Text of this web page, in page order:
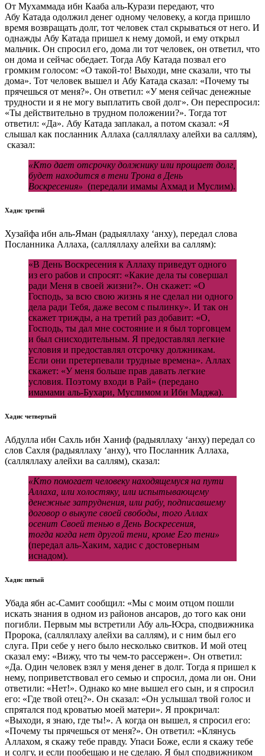
От Мухаммада ибн Кааба аль-Курази передают, что
Абу Катада одолжил денег одному человеку, а когда пришло
время возвращать долг, тот человек стал скрываться от него. И
однажды Абу Катада пришел к нему домой, и ему открыл
мальчик. Он спросил его, дома ли тот человек, он ответил, что
он дома и сейчас обедает. Тогда Абу Катада позвал его
громким голосом: «О такой-то! Выходи, мне сказали, что ты
дома». Тот человек вышел и Абу Катада сказал: «Почему ты
прячешься от меня?». Он ответил: «У меня сейчас денежные
трудности и я не могу выплатить свой долг». Он переспросил:
«Ты действительно в трудном положении?». Тогда тот
ответил: «Да». Абу Катада заплакал, а потом сказал: «Я
слышал как посланник Аллаха (салляллаху алейхи ва саллям),
сказал:
«Кто дает отсрочку должнику или прощает долг,
будет находится в тени Трона в День
Воскресения» (передали имамы Ахмад и Муслим).
Хадис третий
Хузайфа ибн аль-Яман (радыяллаху ‘анху), передал слова
Посланника Аллаха, (салляллаху алейхи ва саллям):
«В День Воскресения к Аллаху приведут одного
из его рабов и спросят: «Какие дела ты совершал
ради Меня в своей жизни?». Он скажет: «О
Господь, за всю свою жизнь я не сделал ни одного
дела ради Тебя, даже весом с пылинку». И так он
скажет трижды, а на третий раз добавит: «О,
Господь, ты дал мне состояние и я был торговцем
и был снисходительным. Я предоставлял легкие
условия и предоставлял отсрочку должникам.
Если они претерпевали трудные времена». Аллах
скажет: «У меня больше прав давать легкие
условия. Поэтому входи в Рай» (передано
имамами аль-Бухари, Муслимом и Ибн Маджа).
Хадис четвертый
Абдулла ибн Сахль ибн Ханиф (радыяллаху ‘анху) передал со
слов Сахля (радыяллаху ‘анху), что Посланник Аллаха,
(салляллаху алейхи ва саллям), сказал:
«Кто помогает человеку находящемуся на пути
Аллаха, или холостяку, или испытывающему
денежные затруднения, или рабу, подписавшему
договор о выкупе своей свободы, того Аллах
осенит Своей тенью в День Воскресения,
тогда когда нет другой тени, кроме Его тени»
(передал аль-Хаким, хадис с достоверным
иснадом).
Хадис пятый
Убада ябн ас-Самит сообщил: «Мы с моим отцом пошли
искать знания в одном из районов ансаров, до того как они
погибли. Первым мы встретили Абу аль-Юсра, сподвижника
Пророка, (салляллаху алейхи ва саллям), и с ним был его
слуга. При себе у него было несколько свитков. И мой отец
сказал ему: «Вижу, что ты чем-то рассержен». Он ответил:
«Да. Один человек взял у меня денег в долг. Тогда я пришел к
нему, поприветствовал его семью и спросил, дома ли он. Они
ответили: «Нет!». Однако ко мне вышел его сын, и я спросил
его: «Где твой отец?». Он сказал: «Он услышал твой голос и
спрятался под кроватью моей матери». Я прокричал:
«Выходи, я знаю, где ты!». А когда он вышел, я спросил его:
«Почему ты прячешься от меня?». Он ответил: «Клянусь
Аллахом, я скажу тебе правду. Упаси Боже, если я скажу тебе
и солгу, и если пообещаю и не сделаю. Я был сподвижником